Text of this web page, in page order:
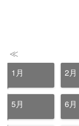
≪
1月 2月
5月 6月